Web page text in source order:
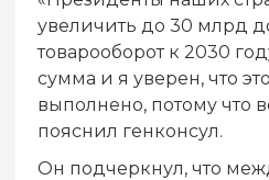
увеличить до 30 млрд
товарооборот к 2030
сумма и я уверен, что
выполнено, потому что
пояснил генконсул.
Он подчеркнул, что